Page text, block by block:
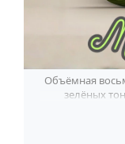
По годам
Объёмная
зелёных